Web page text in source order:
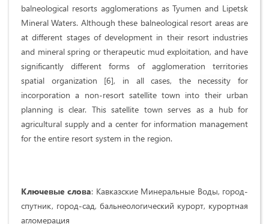
balneological resorts agglomerations as Tyumen and Lipetsk
Mineral Waters. Although these balneological resort areas are
at different stages of development in their resort industries
and mineral spring or therapeutic mud exploitation, and have
significantly different forms of agglomeration territories
spatial organization [6], in all cases, the necessity for
incorporation a non-resort satellite town into their urban
planning is clear. This satellite town serves as a hub for
agricultural supply and a center for information management
for the entire resort system in the region.
Ключевые слова: Кавказские Минеральные Воды, город-
спутник, город-сад, бальнеологический курорт, курортная
агломерация